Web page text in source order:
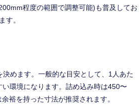
程度の範囲で調整可能)も普及してお
す。
めます。一般的な目安として、1人あた
環境になります。詰め込み時は450〜
裕を持った寸法が推奨されます。